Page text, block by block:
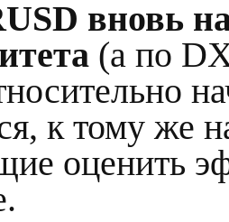
вновь
(а по
к тому же
оценить